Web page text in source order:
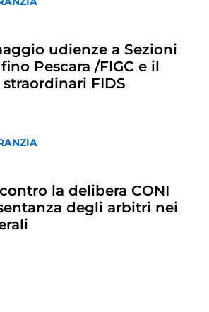
udienze a Sezioni
Pescara /FIGC e il
FIDS
la delibera CONI
degli arbitri nei